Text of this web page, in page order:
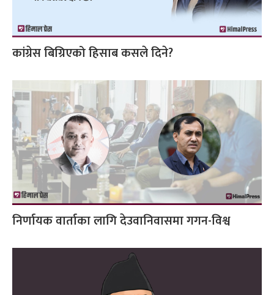
कांग्रेस बिग्रिएको हिसाब कसले दिने?
निर्णायक वार्ताका लागि देउवानिवासमा गगन-विश्व